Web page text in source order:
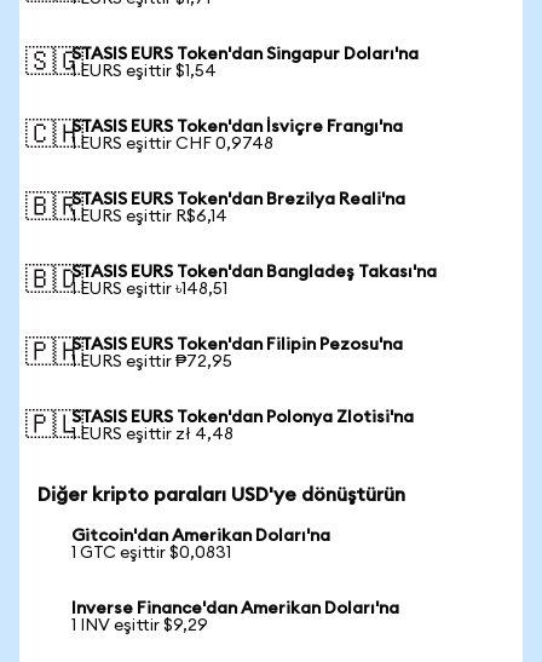
🇸🇬STASIS EURS Token'dan Singapur Doları'na
1 EURS eşittir $1,54
🇨🇭STASIS EURS Token'dan İsviçre Frangı'na
1 EURS eşittir CHF 0,9748
🇧🇷STASIS EURS Token'dan Brezilya Reali'na
1 EURS eşittir R$6,14
🇧🇩STASIS EURS Token'dan Bangladeş Takası'na
1 EURS eşittir ৳148,51
🇵🇭STASIS EURS Token'dan Filipin Pezosu'na
1 EURS eşittir ₱72,95
🇵🇱STASIS EURS Token'dan Polonya Zlotisi'na
1 EURS eşittir zł 4,48
Diğer kripto paraları USD'ye dönüştürün
Gitcoin'dan Amerikan Doları'na
1 GTC eşittir $0,0831
Inverse Finance'dan Amerikan Doları'na
1 INV eşittir $9,29